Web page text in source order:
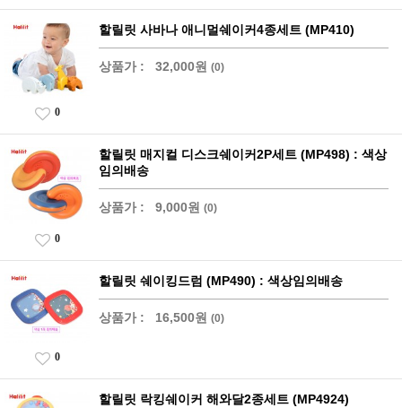
할릴릿 사바나 애니멀쉐이커4종세트 (MP410)
상품가 : 32,000원 (0)
0
할릴릿 매지컬 디스크쉐이커2P세트 (MP498) : 색상
임의배송
상품가 : 9,000원 (0)
0
할릴릿 쉐이킹드럼 (MP490) : 색상임의배송
상품가 : 16,500원 (0)
0
할릴릿 락킹쉐이커 해와달2종세트 (MP4924)